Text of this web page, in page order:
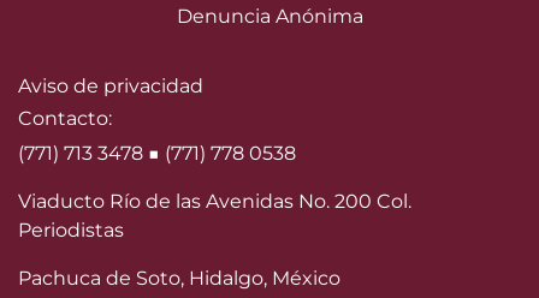
Denuncia Anónima
Aviso de privacidad
Contacto:
(771) 713 3478 ■ (771) 778 0538
Viaducto Río de las Avenidas No. 200 Col.
Periodistas
Pachuca de Soto, Hidalgo, México